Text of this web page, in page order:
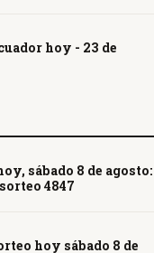
hoy - 23 de
sábado 8 de agosto:
4847
hoy sábado 8 de